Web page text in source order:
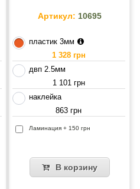
Артикул: 10695
пластик 3мм
1 328 грн
двп 2.5мм
1 101 грн
наклейка
863 грн
Ламинация + 150 грн
В корзину